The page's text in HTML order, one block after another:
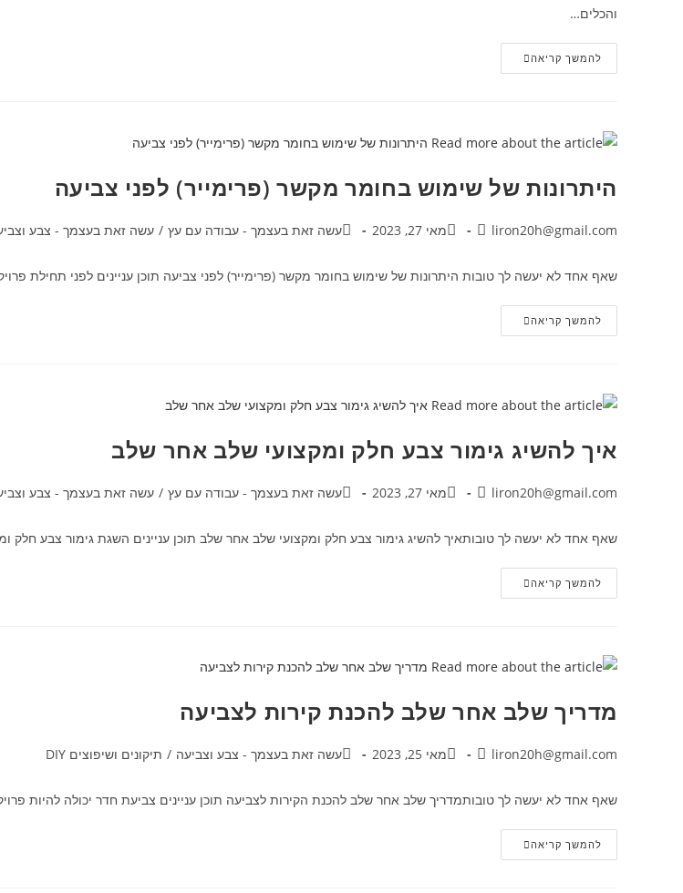
והכלים…
להמשך קריאה
היתרונות של שימוש בחומר מקשר (פרימייר) לפני צביעה
liron20h@gmail.com מאי 27, 2023 עשה זאת בעצמך - עבודה עם עץ / עשה זאת בעצמך - צבע
שאף אחד לא יעשה לך טובות היתרונות של שימוש בחומר מקשר (פרימייר) לפני צביעה תוכן עניינים לפני תחילת
להמשך קריאה
איך להשיג גימור צבע חלק ומקצועי שלב אחר שלב
liron20h@gmail.com מאי 27, 2023 עשה זאת בעצמך - עבודה עם עץ / עשה זאת בעצמך - צבע
שאף אחד לא יעשה לך טובותאיך להשיג גימור צבע חלק ומקצועי שלב אחר שלב תוכן עניינים השגת גימור צבע
להמשך קריאה
מדריך שלב אחר שלב להכנת קירות לצביעה
liron20h@gmail.com מאי 25, 2023 עשה זאת בעצמך - צבע וצביעה / תיקונים ושיפוצים DIY
שאף אחד לא יעשה לך טובותמדריך שלב אחר שלב להכנת הקירות לצביעה תוכן עניינים צביעת חדר יכולה להיות
להמשך קריאה